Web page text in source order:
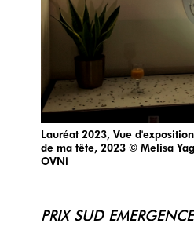
Lauréat 2023, Vue
de ma tête, 2023 © Melisa
OVNi
PRIX SUD